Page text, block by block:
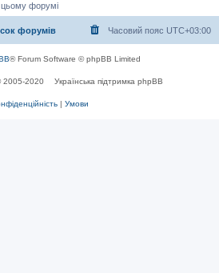
форумі
форумів Часовий пояс UTC+03:00
® Forum Software © phpBB Limited
2005-2020 Українська підтримка phpBB
| Умови